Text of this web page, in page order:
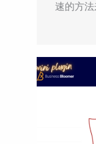
速的方法